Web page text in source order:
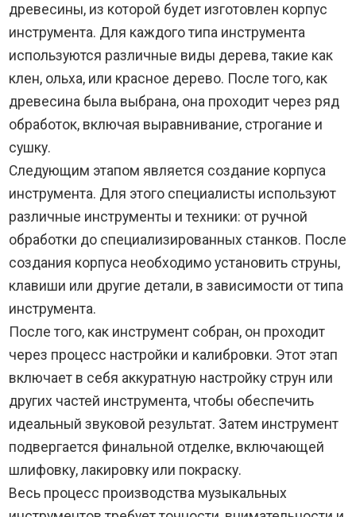
древесины, из которой будет изготовлен корпус
инструмента. Для каждого типа инструмента
используются различные виды дерева, такие как
клен, ольха, или красное дерево. После того, как
древесина была выбрана, она проходит через ряд
обработок, включая выравнивание, строгание и
сушку.
Следующим этапом является создание корпуса
инструмента. Для этого специалисты используют
различные инструменты и техники: от ручной
обработки до специализированных станков. После
создания корпуса необходимо установить струны,
клавиши или другие детали, в зависимости от типа
инструмента.
После того, как инструмент собран, он проходит
через процесс настройки и калибровки. Этот этап
включает в себя аккуратную настройку струн или
других частей инструмента, чтобы обеспечить
идеальный звуковой результат. Затем инструмент
подвергается финальной отделке, включающей
шлифовку, лакировку или покраску.
Весь процесс производства музыкальных